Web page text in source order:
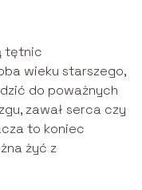
tętnic
wieku starszego,
do poważnych
zawał serca czy
to koniec
żyć z